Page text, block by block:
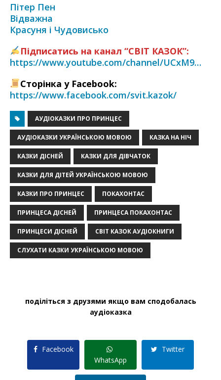
Пітер Пен
Відважна
Красуня і Чудовисько
Підписатись на канал “СВІТ КАЗОК”:
https://www.youtube.com/channel/UCxM9…
Сторінка у Facebook:
https://www.facebook.com/svit.kazok/
АУДІОКАЗКИ ПРО ПРИНЦЕС
АУДІОКАЗКИ УКРАЇНСЬКОЮ МОВОЮ КАЗКА НА НІЧ
КАЗКИ ДІСНЕЙ КАЗКИ ДЛЯ ДІВЧАТОК
КАЗКИ ДЛЯ ДІТЕЙ УКРАЇНСЬКОЮ МОВОЮ
КАЗКИ ПРО ПРИНЦЕС ПОКАХОНТАС
ПРИНЦЕСА ДІСНЕЙ ПРИНЦЕСА ПОКАХОНТАС
ПРИНЦЕСИ ДІСНЕЙ СВІТ КАЗОК АУДІОКНИГИ
СЛУХАТИ КАЗКИ УКРАЇНСЬКОЮ МОВОЮ
поділіться з друзями якщо вам сподобалась
аудіоказка
Facebook
WhatsApp
Twitter